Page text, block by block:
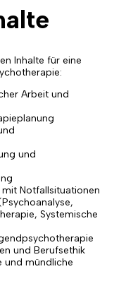
Inhalte für eine
Arbeit und
und
Notfallsituationen
Systemische
und Berufsethik
und mündliche